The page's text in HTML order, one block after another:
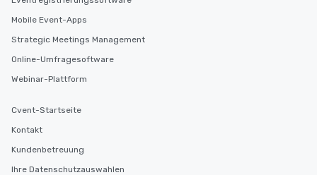
Mobile Event-Apps
Strategic Meetings Management
Online-Umfragesoftware
Webinar-Plattform
Cvent-Startseite
Kontakt
Kundenbetreuung
Ihre Datenschutzauswahlen